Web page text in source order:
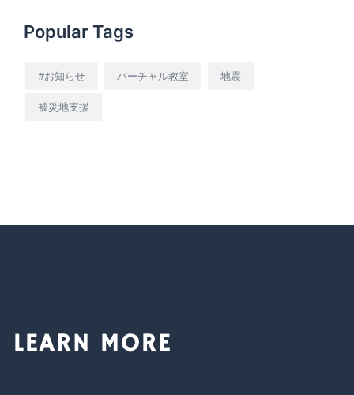
Popular Tags
#お知らせ バーチャル教室 地震
被災地支援